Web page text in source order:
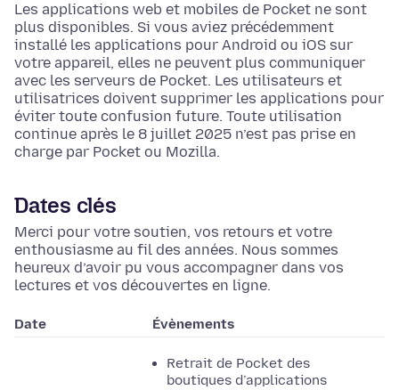
Les applications web et mobiles de Pocket ne sont
plus disponibles. Si vous aviez précédemment
installé les applications pour Android ou iOS sur
votre appareil, elles ne peuvent plus communiquer
avec les serveurs de Pocket. Les utilisateurs et
utilisatrices doivent supprimer les applications pour
éviter toute confusion future. Toute utilisation
continue après le 8 juillet 2025 n’est pas prise en
charge par Pocket ou Mozilla.
Dates clés
Merci pour votre soutien, vos retours et votre
enthousiasme au fil des années. Nous sommes
heureux d’avoir pu vous accompagner dans vos
lectures et vos découvertes en ligne.
Date Évènements
Retrait de Pocket des
boutiques d’applications